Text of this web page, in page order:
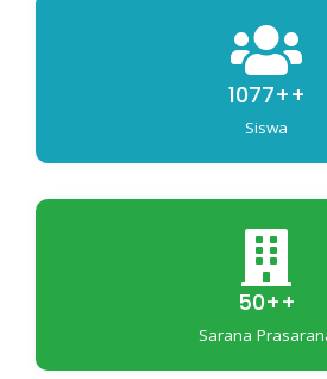
1077++
Siswa
50++
Sarana